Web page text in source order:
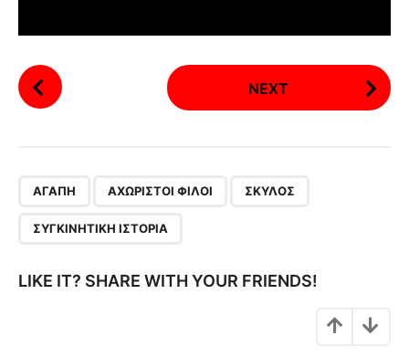
P
o
a
NEXT
ΑΓΆΠΗ ΑΧΏΡΙΣΤΟΙ ΦΊΛΟΙ ΣΚΎΛΟΣ
ΣΥΓΚΙΝΗΤΙΚΉ ΙΣΤΟΡΊΑ
LIKE IT? SHARE WITH YOUR FRIENDS!